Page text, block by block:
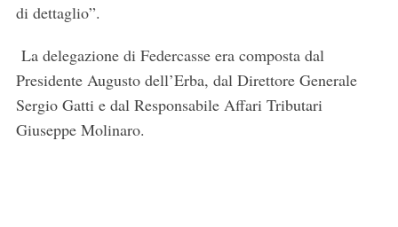
di dettaglio”.
La delegazione di Federcasse era composta dal
Presidente Augusto dell’Erba, dal Direttore Generale
Sergio Gatti e dal Responsabile Affari Tributari
Giuseppe Molinaro.